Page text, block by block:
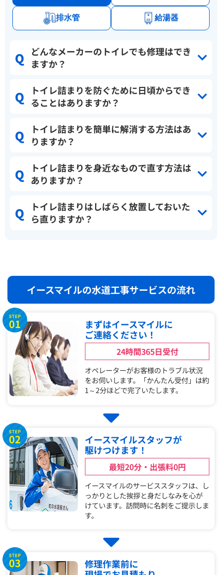
排水管 給湯器
どんなメーカーのトイレでも修理はでき
ますか？
トイレ詰まりを防ぐために日頃からでき
ることはありますか？
トイレ詰まりを簡単に解消する方法はあ
りますか？
トイレ詰まりを身近なもので直す方法は
ありますか？
トイレ詰まりはしばらく放置しておいた
ら直りますか？
イースマイルの水道工事サービスの流れ
STEP
01
まずはイースマイルに
ご連絡ください！
24時間365日受付
オペレーターがお客様のトラブル状況
をお伺いします。「かんたん受付」は約
1～2分ほどで完了いたします。
STEP
02
イースマイルスタッフが
駆けつけます！
最短20分・出張料0円
イースマイルのサービススタッフは、し
っかりとした挨拶と身だしなみを心が
けています。訪問時に名刺をご提示しま
す。
STEP
03
修理作業前に